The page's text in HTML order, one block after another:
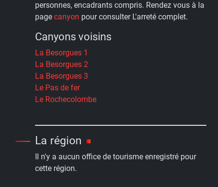
personnes, encadrants compris. Rendez vous à la
page canyon pour consulter L'arreté complet.
Canyons voisins
La Besorgues 1
La Besorgues 2
La Besorgues 3
Le Pas de fer
Le Rochecolombe
La région
Il n'y a aucun office de tourisme enregistré pour
cette région.